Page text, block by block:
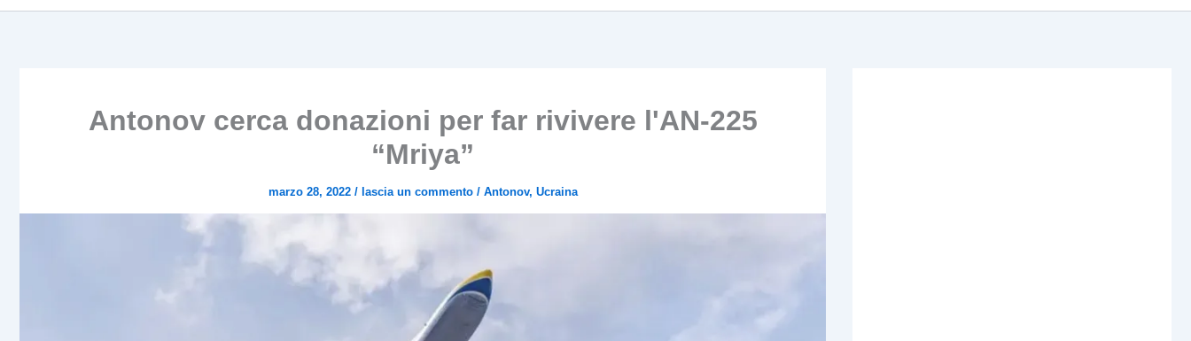
Antonov cerca donazioni per far rivivere l'AN-225
“Mriya”
marzo 28, 2022 / lascia un commento / Antonov, Ucraina